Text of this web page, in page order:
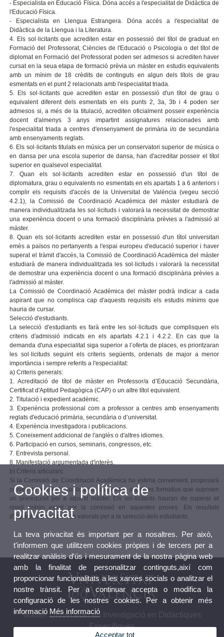
- Especialista en Educació Física. Dóna accés a l'especialitat de Didàctica de
l'Educació Física.
- Especialista en Llengua Estrangera. Dóna accés a l'especialitat de
Didàctica de la Llengua i la Literatura.
4. Els sol·licitants que acrediten estar en possessió del títol de graduat en
Formació del Professorat, Ciències de l'Educació o Psicologia o del títol de
diplomat en Formació del Professorat poden ser admesos si acrediten haver
cursat en la seua etapa de formació prèvia un màster en estudis equivalents
amb un mínim de 18 crèdits de continguts en algun dels títols de grau
esmentats en el punt 2 relacionats amb l'especialitat triada.
5. Els sol·licitants que acrediten estar en possessió d'un títol de grau o
equivalent diferent dels esmentats en els punts 2, 3a, 3b i 4 poden ser
admesos si, a més de la titulació, acrediten oficialment posseir experiència
docent d'almenys 3 anys impartint assignatures relacionades amb
l'especialitat triada a centres d'ensenyament de primària i/o de secundària
amb ensenyaments reglats.
6. Els sol·licitants titulats en música per un conservatori superior de música o
en dansa per una escola superior de dansa, han d'acreditar posseir el títol
superior en qualsevol especialitat.
7. Quan els sol·licitants acrediten estar en possessió d'un títol de
diplomatura, grau o equivalents no esmentats en els apartats 1 a 6 anteriors i
complir els requisits d'accés de la Universitat de València (vegeu secció
4.2.1), la Comissió de Coordinació Acadèmica del màster estudiarà de
manera individualitzada les sol·licituds i valorarà la necessitat de demostrar
una experiència docent o una formació disciplinària prèvies a l'admissió al
màster.
8. Quan els sol·licitants acrediten estar en possessió d'un títol universitari
emès a països no pertanyents a l'espai europeu d'educació superior i haver
superat el tràmit d'accés, la Comissió de Coordinació Acadèmica del màster
estudiarà de manera individualitzada les sol·licituds i valorarà la necessitat
de demostrar una experiència docent o una formació disciplinària prèvies a
l'admissió al màster.
La Comissió de Coordinació Acadèmica del màster podrà indicar a cada
aspirant que no complisca cap d'aquests requisits els estudis mínims que
hauria de cursar.
Selecció d'estudiants.
La selecció d'estudiants es farà entre les sol·licituds que complisquen els
criteris d'admissió indicats en els apartats 4.2.1 i 4.2.2. En cas que la
demanda d'una especialitat siga superior a l’oferta de places, es prioritzaran
les sol·licituds seguint els criteris següents, ordenats de major a menor
importància i sempre referits a l'especialitat:
a) Criteris generals:
1. Acreditació de títol de màster en Professor/a d’Educació Secundària,
Certificat d'Aptitud Pedagògica (CAP) o un altre títol equivalent.
2. Titulació i expedient acadèmic.
3. Experiència professional com a professor a centres amb ensenyaments
reglats d'educació primària, secundària o d’universitat.
4. Experiència investigadora i publicacions.
5. Coneixement addicional de l'anglès o d'altres idiomes.
6. Participació en cursos, seminaris, congressos, etc.
7. Entrevista personal.
8. Manifestació argumentada d'interès.
b) Criteris articulars:
Si la Comissió de Coordinació Acadèmica ho estima convenient, proposarà
proves de nivell als sol·licitants en aquells aspectes formatius que suposen
un prerequisit per a aquest màster. Els sol·licitants hauran de superar el
nivell mínim exigit per la comissió en aquestes proves. Els resultats
d'aquestes proves seran valorats per a la selecció dels estudiants.
Màster Universitari en Investigació en Didàctiques
Específiques
Cookies i política de
privacitat
La teva privacitat és important per a nosaltres. Per això,
t'informem que utilitzem cookies pròpies i de tercers per a
realitzar anàlisis d'ús i mesurament de la nostra pàgina web
amb la finalitat de personalitzar continguts,així com
proporcionar funcionalitats a les xarxes socials o analitzar el
nostre trànsit. Per a continuar accepta o modifica la
configuració de les nostres cookies. Per a obtenir més
informació Més informació
Acceptar tot